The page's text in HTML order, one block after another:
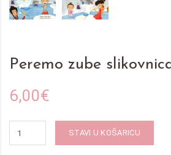
Peremo zube
6,00€
STAVI U KOŠARICU